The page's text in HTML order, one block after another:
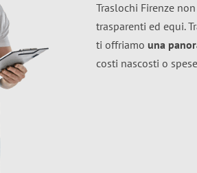
Traslochi Firenze
trasparenti ed equi.
ti offriamo una
costi nascosti o